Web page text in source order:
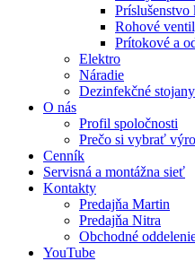
Príslušenstvo
Rohové
Prítokové a
Elektro
Náradie
Dezinfekčné
O nás
Profil spoločnosti
Prečo si vybrať
Cenník
Servisná a montážna sieť
Kontakty
Predajňa Martin
Predajňa Nitra
Obchodné
YouTube